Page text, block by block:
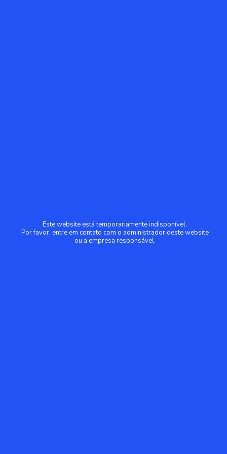
Este website está temporariamente indisponível.
Por favor, entre em contato com o administrador deste website
ou a empresa responsável.